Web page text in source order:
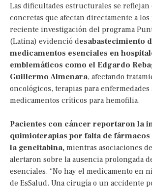
Las dificultades estructurales se reflejan
concretas que afectan directamente a los
reciente investigación del programa
(Latina) evidenció desabastecimiento
medicamentos esenciales en
emblemáticos como el Edgardo
Guillermo Almenara, afectando
oncológicos, terapias para
medicamentos críticos para hemofilia.
Pacientes con cáncer reportaron la
quimioterapias por falta de fármacos
la gencitabina, mientras asociaciones
alertaron sobre la ausencia prolongada
esenciales. “No hay el medicamento en
de EsSalud. Una cirugía o un accidente